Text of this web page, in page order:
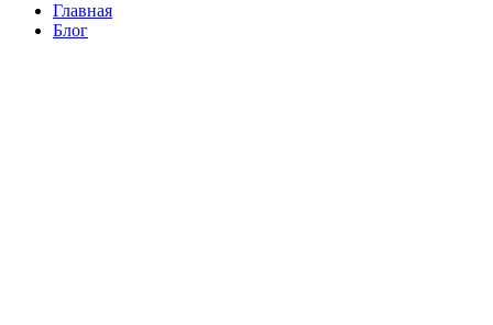
Главная
Блог